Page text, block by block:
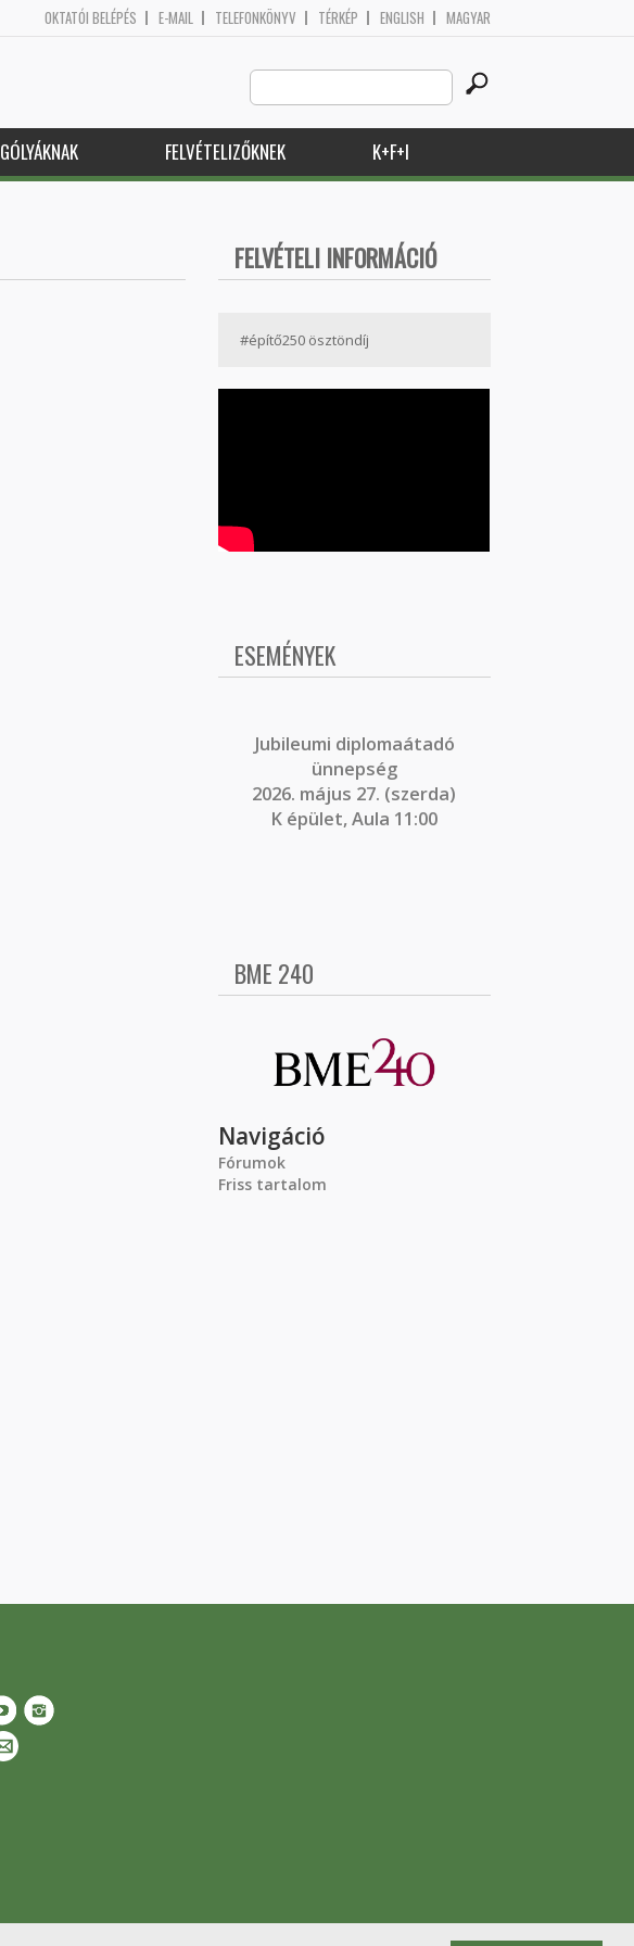
OKTATÓI BELÉPÉS E-MAIL TELEFONKÖNYV TÉRKÉP ENGLISH MAGYAR
Search
this
site
GÓLYÁKNAK FELVÉTELIZŐKNEK K+F+I
FELVÉTELI INFORMÁCIÓ
#építő250 ösztöndíj
ESEMÉNYEK
Jubileumi diplomaátadó
ünnepség
2026. május 27. (szerda)
K épület, Aula 11:00
BME 240
Navigáció
Fórumok
Friss tartalom